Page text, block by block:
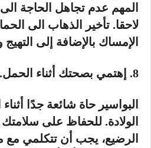
المهم عدم تجاهل الحاجة
لاحقا. تأخير الذهاب الى
الإمساك بالإضافة إلى
8. إهتمي بصحتك أثناء الحمل.
البواسير حاة شائعة جدًا
الولادة. للحفاظ على
الرضيع، يجب أن تتكلمي مع